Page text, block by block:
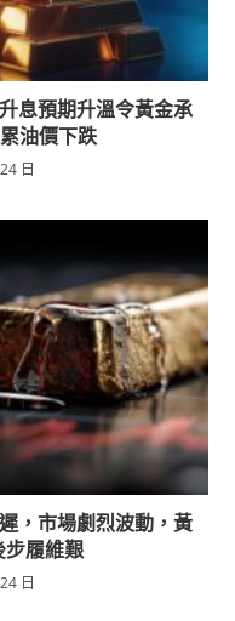
息預期升溫令黃金承
油價下跌
日
，市場劇烈波動，黃
履維艱
日